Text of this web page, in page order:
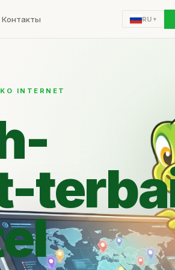
Контакты RU
INTERNET